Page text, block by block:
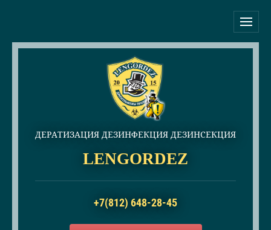
ДЕРАТИЗАЦИЯ ДЕЗИНФЕКЦИЯ ДЕЗИНСЕКЦИЯ
LENGORDEZ
+7(812) 648-28-45